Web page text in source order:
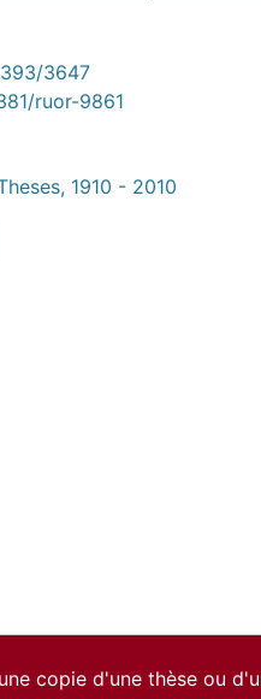
3647
ruor-9861
1910 - 2010
copie d'une thèse ou